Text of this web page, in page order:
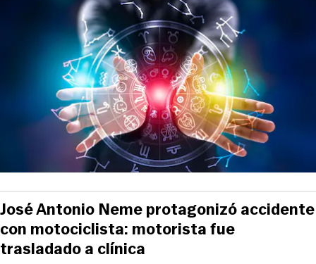
José Antonio Neme protagonizó accidente
con motociclista: motorista fue
trasladado a clínica